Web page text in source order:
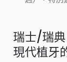
瑞士/瑞
現代植牙